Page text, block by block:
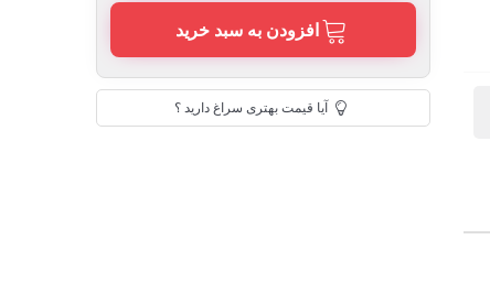
افزودن به سبد خرید
آیا قیمت بهتری سراغ دارید ؟